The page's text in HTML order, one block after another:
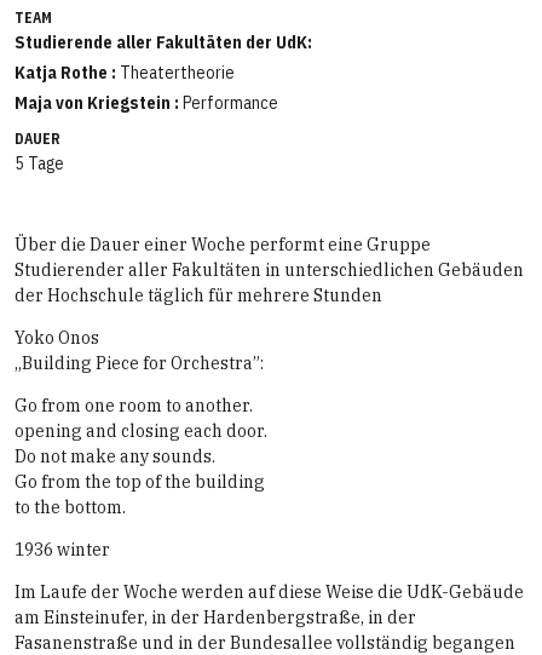
TEAM
Studierende aller Fakultäten der UdK:
Katja Rothe : Theatertheorie
Maja von Kriegstein : Performance
DAUER
5 Tage
Über die Dauer einer Woche performt eine Gruppe
Studierender aller Fakultäten in unterschiedlichen Gebäuden
der Hochschule täglich für mehrere Stunden
Yoko Onos
„Building Piece for Orchestra”:
Go from one room to another.
opening and closing each door.
Do not make any sounds.
Go from the top of the building
to the bottom.
1936 winter
Im Laufe der Woche werden auf diese Weise die UdK-Gebäude
am Einsteinufer, in der Hardenbergstraße, in der
Fasanenstraße und in der Bundesallee vollständig begangen